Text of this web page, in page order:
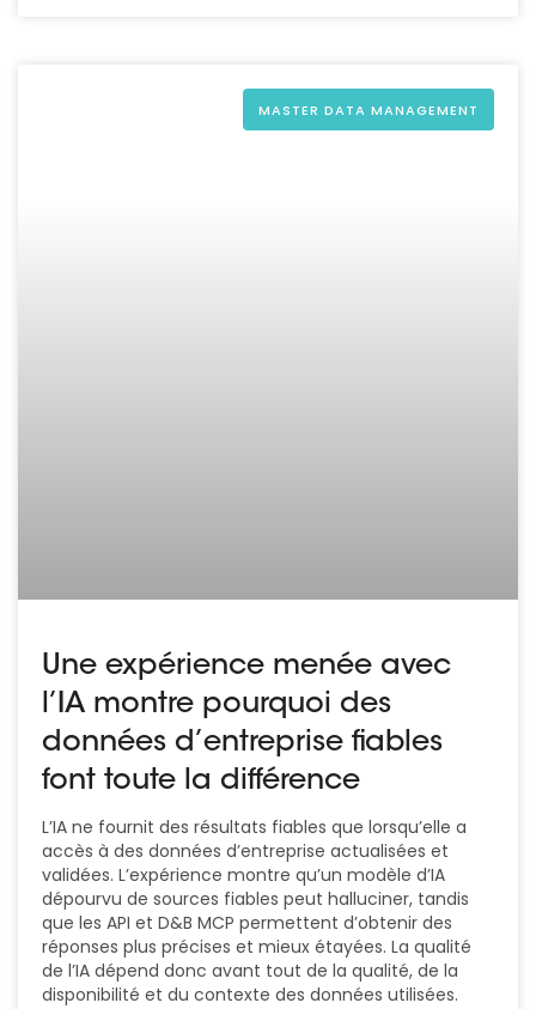
MASTER DATA MANAGEMENT
Une expérience menée avec
l’IA montre pourquoi des
données d’entreprise fiables
font toute la différence
L’IA ne fournit des résultats fiables que lorsqu’elle a
accès à des données d’entreprise actualisées et
validées. L’expérience montre qu’un modèle d’IA
dépourvu de sources fiables peut halluciner, tandis
que les API et D&B MCP permettent d’obtenir des
réponses plus précises et mieux étayées. La qualité
de l’IA dépend donc avant tout de la qualité, de la
disponibilité et du contexte des données utilisées.